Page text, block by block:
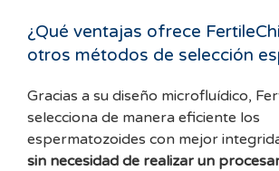
¿Qué ventajas ofrece
otros métodos de selección
Gracias a su diseño microfluídico,
selecciona de manera eficiente los
espermatozoides con mejor
sin necesidad de realizar un